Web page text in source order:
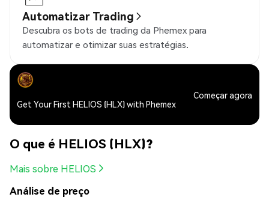
Automatizar Trading
Descubra os bots de trading da Phemex para
automatizar e otimizar suas estratégias.
Get Your First HELIOS (HLX) with Phemex
Começar agora
O que é HELIOS (HLX)?
Mais sobre HELIOS
Análise de preço